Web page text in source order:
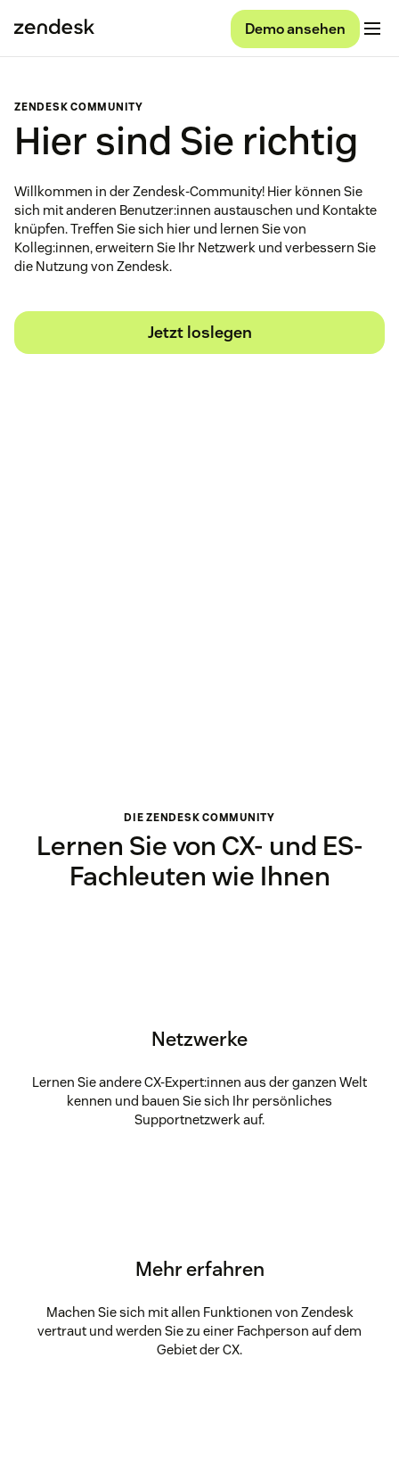
Demo ansehen
ZENDESK COMMUNITY
Hier sind Sie richtig
Willkommen in der Zendesk-Community! Hier können Sie
sich mit anderen Benutzer:innen austauschen und Kontakte
knüpfen. Treffen Sie sich hier und lernen Sie von
Kolleg:innen, erweitern Sie Ihr Netzwerk und verbessern Sie
die Nutzung von Zendesk.
Jetzt loslegen
DIE ZENDESK COMMUNITY
Lernen Sie von CX- und ES-
Fachleuten wie Ihnen
Netzwerke
Lernen Sie andere CX-Expert:innen aus der ganzen Welt
kennen und bauen Sie sich Ihr persönliches
Supportnetzwerk auf.
Mehr erfahren
Machen Sie sich mit allen Funktionen von Zendesk
vertraut und werden Sie zu einer Fachperson auf dem
Gebiet der CX.